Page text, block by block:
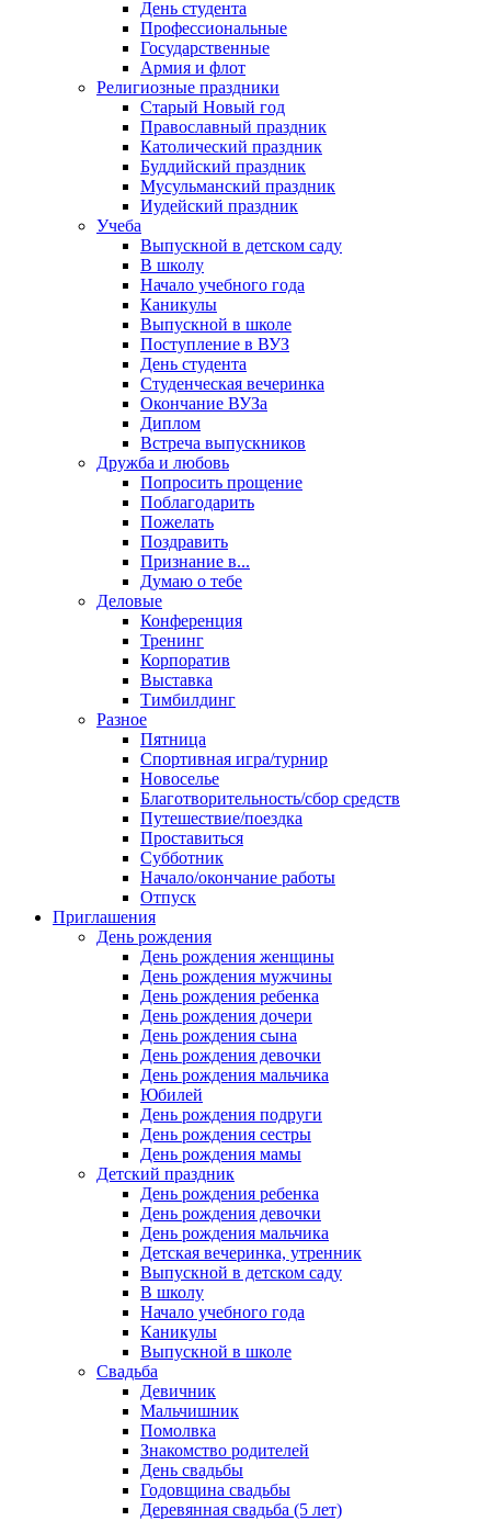
День студента
Профессиональные
Государственные
Армия и флот
Религиозные праздники
Старый Новый год
Православный праздник
Католический праздник
Буддийский праздник
Мусульманский праздник
Иудейский праздник
Учеба
Выпускной в детском саду
В школу
Начало учебного года
Каникулы
Выпускной в школе
Поступление в ВУЗ
День студента
Студенческая вечеринка
Окончание ВУЗа
Диплом
Встреча выпускников
Дружба и любовь
Попросить прощение
Поблагодарить
Пожелать
Поздравить
Признание в...
Думаю о тебе
Деловые
Конференция
Тренинг
Корпоратив
Выставка
Тимбилдинг
Разное
Пятница
Спортивная игра/турнир
Новоселье
Благотворительность/сбор средств
Путешествие/поездка
Проставиться
Субботник
Начало/окончание работы
Отпуск
Приглашения
День рождения
День рождения женщины
День рождения мужчины
День рождения ребенка
День рождения дочери
День рождения сына
День рождения девочки
День рождения мальчика
Юбилей
День рождения подруги
День рождения сестры
День рождения мамы
Детский праздник
День рождения ребенка
День рождения девочки
День рождения мальчика
Детская вечеринка, утренник
Выпускной в детском саду
В школу
Начало учебного года
Каникулы
Выпускной в школе
Свадьба
Девичник
Мальчишник
Помолвка
Знакомство родителей
День свадьбы
Годовщина свадьбы
Деревянная свадьба (5 лет)